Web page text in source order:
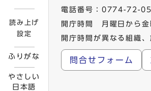
読み上げ
設定
ふりがな
やさしい
日本語
電話番号： 0774-72-
開庁時間 月曜日から
開庁時間が異なる組織
問合せフォーム